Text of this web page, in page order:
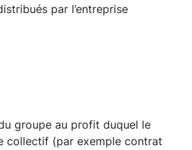
par l’entreprise
groupe au profit duquel le
collectif (par exemple contrat